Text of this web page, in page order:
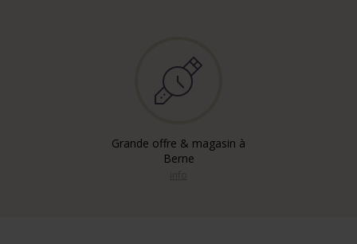
Grande offre & magasin à
Berne